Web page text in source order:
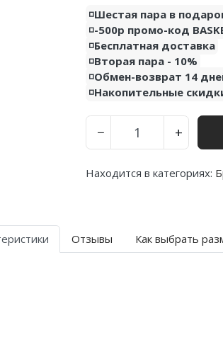
◽️Шестая пара в
◽️-500р промо-код
◽️Бесплатная доставка
◽️Вторая пара - 10%
◽️Обмен-возврат 14
◽️Накопительные
− +
Находится в категориях:
Отзывы Как выбрать